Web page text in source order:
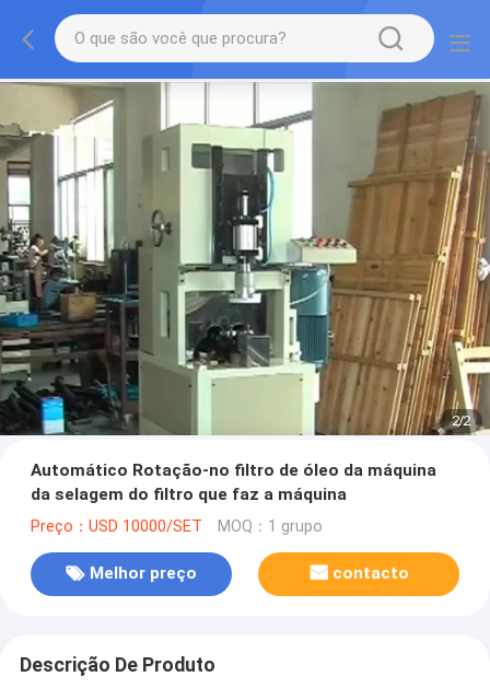
2/2
Automático Rotação-no filtro de óleo da máquina
da selagem do filtro que faz a máquina
Preço：USD 10000/SET MOQ：1 grupo
Melhor preço contacto
Descrição De Produto